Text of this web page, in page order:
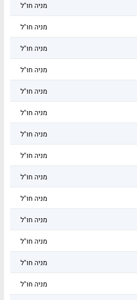
מניה חו"ל
מניה חו"ל
מניה חו"ל
מניה חו"ל
מניה חו"ל
מניה חו"ל
מניה חו"ל
מניה חו"ל
מניה חו"ל
מניה חו"ל
מניה חו"ל
מניה חו"ל
מניה חו"ל
מניה חו"ל